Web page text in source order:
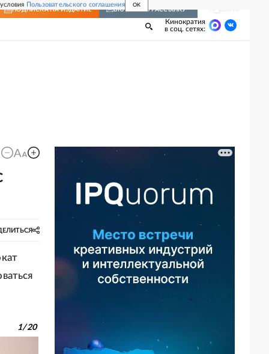
Пользовательского соглашения OK
ПОДПИСКА НА ИЗДАНИЕ ВКЛЮЧИТЬ РАССЫЛКУ
Кинократия
в соц. сетях:
1/20